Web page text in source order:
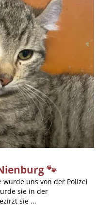
🐾
wurde uns von der Polizei
sie in der
sie ...